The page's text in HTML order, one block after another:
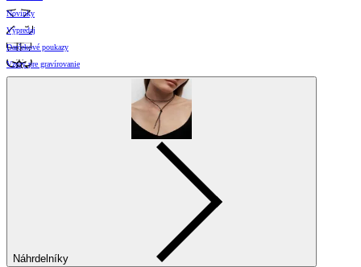
Novinky
Výpredaj
Darčekové poukazy
Vzory pre gravírovanie
Náhrdelníky